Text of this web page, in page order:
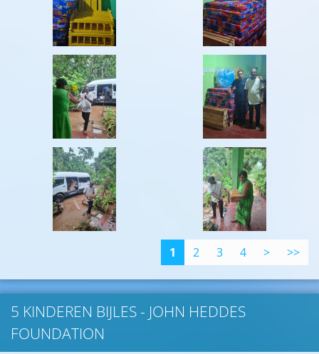
1 2 3 4 > >>
5 KINDEREN BIJLES - JOHN HEDDES
FOUNDATION